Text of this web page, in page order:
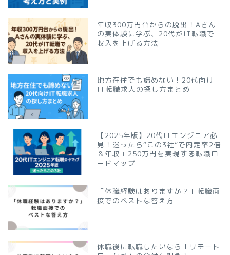
年収300万円台からの脱出！Aさん
の実体験に学ぶ、20代がIT転職で
収入を上げる方法
地方在住でも諦めない！20代向け
IT転職求人の探し方まとめ
【2025年版】20代ITエンジニア必
見！迷ったら“この3社”で内定率2倍
＆年収＋250万円を実現する転職ロ
ードマップ
「休職経験はありますか？」転職面
接でのベストな答え方
休職後に転職したいなら「リモート